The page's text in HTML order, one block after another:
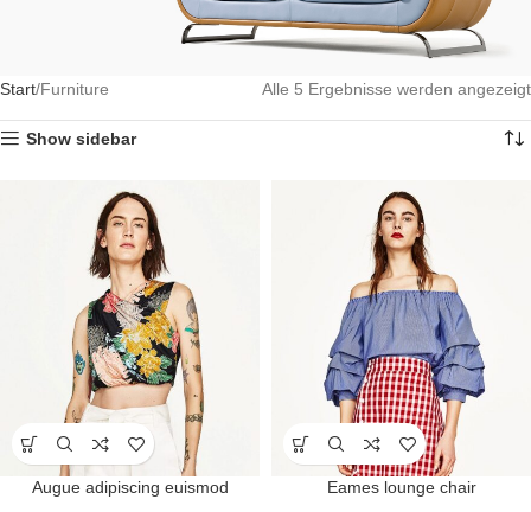
VULUTATE DUIRA PARTURENT MIRA
Start Furniture Alle 5 Ergebnisse werden angezeigt
Show sidebar
Augue adipiscing euismod Eames lounge chair